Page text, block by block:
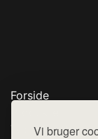
Vi bruger
Forside
Top Rabatter